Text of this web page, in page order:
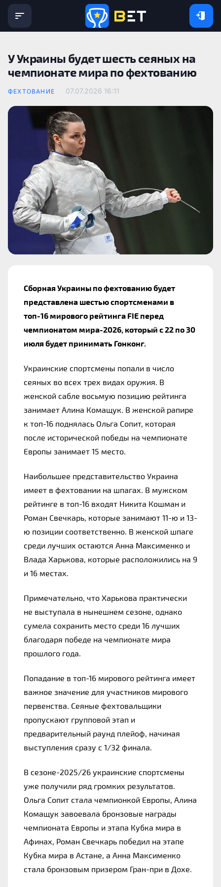
У Украины будет шесть сеяных на
чемпионате мира по фехтованию
ФЕХТОВАНИЕ 07.07.2026 16:11
Сборная Украины по фехтованию будет
представлена ​​шестью спортсменами в
топ-16 мирового рейтинга FIE перед
чемпионатом мира-2026, который с 22 по 30
июля будет принимать Гонконг.
Украинские спортсмены попали в число
сеяных во всех трех видах оружия. В
женской сабле восьмую позицию рейтинга
занимает Алина Комащук. В женской рапире
к топ-16 поднялась Ольга Сопит, которая
после исторической победы на чемпионате
Европы занимает 15 место.
Наибольшее представительство Украина
имеет в фехтовании на шпагах. В мужском
рейтинге в топ-16 входят Никита Кошман и
Роман Свечкарь, которые занимают 11-ю и 13-
ю позиции соответственно. В женской шпаге
среди лучших остаются Анна Максименко и
Влада Харькова, которые расположились на 9
и 16 местах.
Примечательно, что Харькова практически
не выступала в нынешнем сезоне, однако
сумела сохранить место среди 16 лучших
благодаря победе на чемпионате мира
прошлого года.
Попадание в топ-16 мирового рейтинга имеет
важное значение для участников мирового
первенства. Сеяные фехтовальщики
пропускают групповой этап и
предварительный раунд плейоф, начиная
выступления сразу с 1/32 финала.
В сезоне-2025/26 украинские спортсмены
уже получили ряд громких результатов.
Ольга Сопит стала чемпионкой Европы, Алина
Комащук завоевала бронзовые награды
чемпионата Европы и этапа Кубка мира в
Афинах, Роман Свечкарь победил на этапе
Кубка мира в Астане, а Анна Максименко
стала бронзовым призером Гран-при в Дохе.